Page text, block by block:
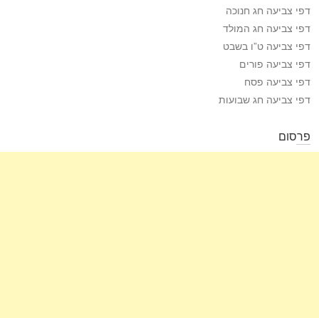
דפי צביעה חג חנוכה
דפי צביעה חג המולד
דפי צביעה ט”ו בשבט
דפי צביעה פורים
דפי צביעה פסח
דפי צביעה חג שבועות
פרסום